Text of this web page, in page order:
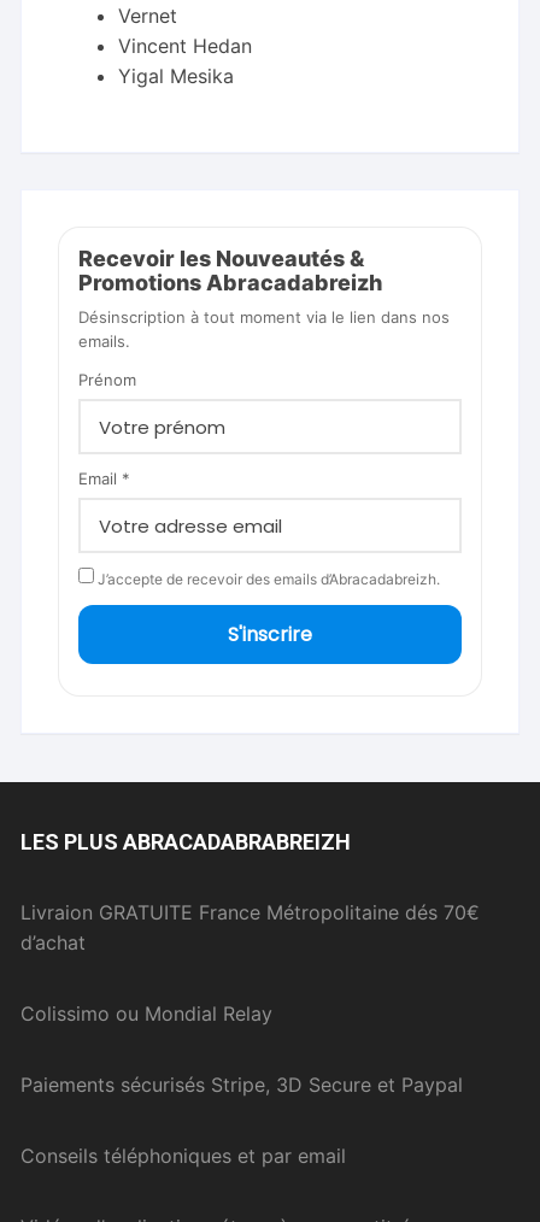
Vernet
Vincent Hedan
Yigal Mesika
Recevoir les Nouveautés &
Promotions Abracadabreizh
Désinscription à tout moment via le lien dans nos
emails.
Prénom
Email *
J’accepte de recevoir des emails d’Abracadabreizh.
S'inscrire
LES PLUS ABRACADABRABREIZH
Livraion GRATUITE France Métropolitaine dés 70€
d’achat
Colissimo ou Mondial Relay
Paiements sécurisés Stripe, 3D Secure et Paypal
Conseils téléphoniques et par email